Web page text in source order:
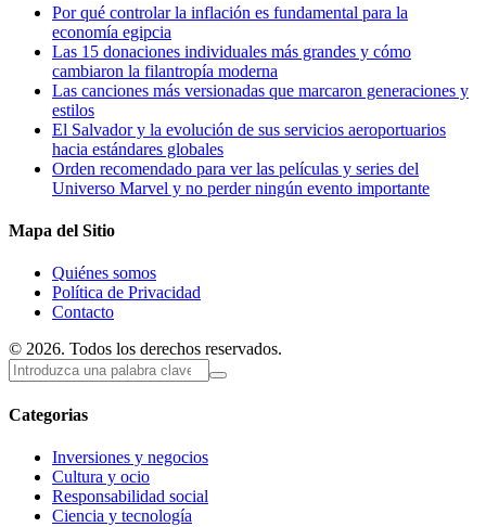
Por qué controlar la inflación es fundamental para la
economía egipcia
Las 15 donaciones individuales más grandes y cómo
cambiaron la filantropía moderna
Las canciones más versionadas que marcaron generaciones y
estilos
El Salvador y la evolución de sus servicios aeroportuarios
hacia estándares globales
Orden recomendado para ver las películas y series del
Universo Marvel y no perder ningún evento importante
Mapa del Sitio
Quiénes somos
Política de Privacidad
Contacto
© 2026. Todos los derechos reservados.
Categorias
Inversiones y negocios
Cultura y ocio
Responsabilidad social
Ciencia y tecnología